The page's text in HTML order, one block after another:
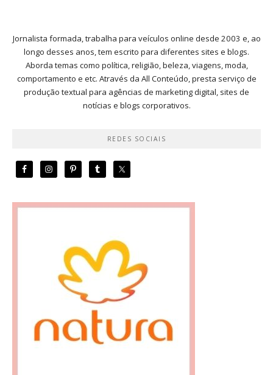
Jornalista formada, trabalha para veículos online desde 2003 e, ao
longo desses anos, tem escrito para diferentes sites e blogs.
Aborda temas como política, religião, beleza, viagens, moda,
comportamento e etc. Através da All Conteúdo, presta serviço de
produção textual para agências de marketing digital, sites de
notícias e blogs corporativos.
REDES SOCIAIS